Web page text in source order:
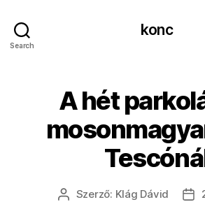
Search
konc
A hét
Bejegyzés
Szerző: Klág Dávid